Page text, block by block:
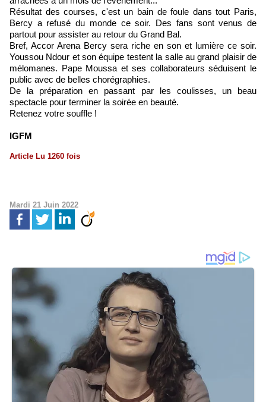
Résultat des courses, c'est un bain de foule dans tout Paris,
Bercy a refusé du monde ce soir. Des fans sont venus de
partout pour assister au retour du Grand Bal.
Bref, Accor Arena Bercy sera riche en son et lumière ce soir.
Youssou Ndour et son équipe testent la salle au grand plaisir de
mélomanes. Pape Moussa et ses collaborateurs séduisent le
public avec de belles chorégraphies.
De la préparation en passant par les coulisses, un beau
spectacle pour terminer la soirée en beauté.
Retenez votre souffle !
IGFM
Article Lu 1260 fois
Mardi 21 Juin 2022